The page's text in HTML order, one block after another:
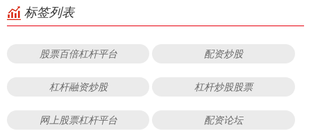
标签列表
股票百倍杠杆平台 配资炒股
杠杆融资炒股 杠杆炒股股票
网上股票杠杆平台 配资论坛